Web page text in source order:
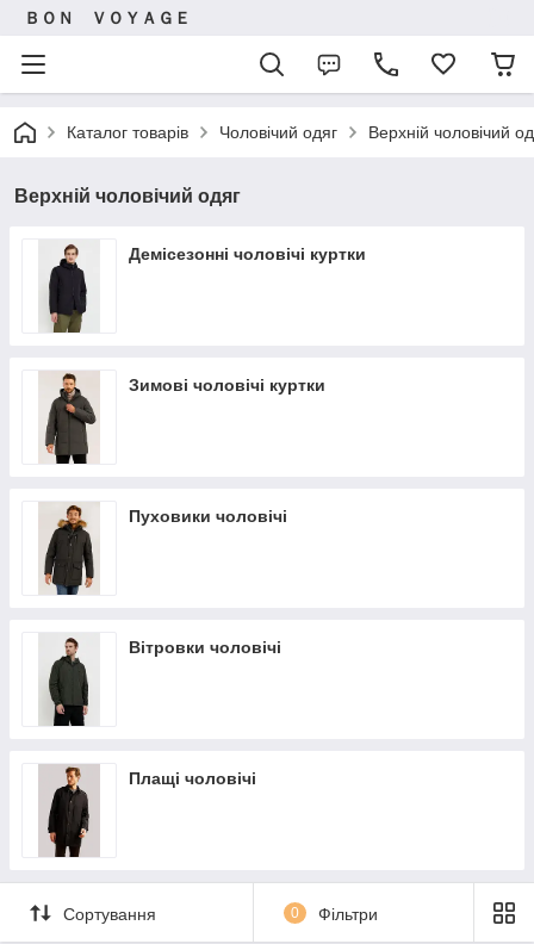
ＢＯＮ ＶＯＹＡＧＥ
Каталог товарів Чоловічий одяг Верхній чоловічий
Верхній чоловічий одяг
Демісезонні чоловічі куртки
Зимові чоловічі куртки
Пуховики чоловічі
Вітровки чоловічі
Плащі чоловічі
Сортування 0 Фільтри